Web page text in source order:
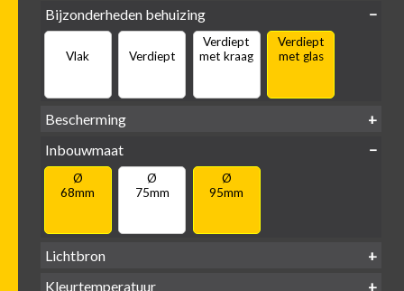
Zwart Wit
Bijzonderheden behuizing
Vlak Verdiept
Verdiept
met kraag
Verdiept
met glas
Bescherming
IP65 water-
Inbouwmaat
Ø
68mm
Ø
75mm
Ø
95mm
Lichtbron
GU10
Kleurtemperatuur